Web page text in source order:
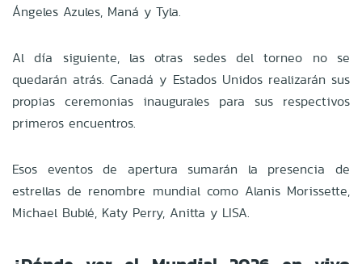
Ángeles Azules, Maná y Tyla.
Al día siguiente, las otras sedes del torneo no se
quedarán atrás. Canadá y Estados Unidos realizarán sus
propias ceremonias inaugurales para sus respectivos
primeros encuentros.
Esos eventos de apertura sumarán la presencia de
estrellas de renombre mundial como Alanis Morissette,
Michael Bublé, Katy Perry, Anitta y LISA.